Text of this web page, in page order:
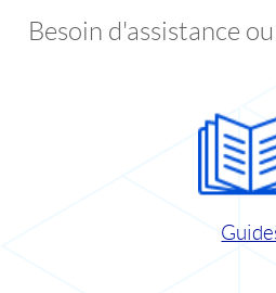
Besoin d'assistance